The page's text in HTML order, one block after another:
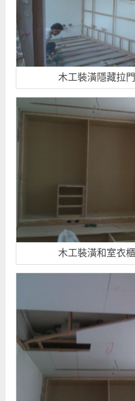
木工裝潢隱藏拉
木工裝潢和室衣